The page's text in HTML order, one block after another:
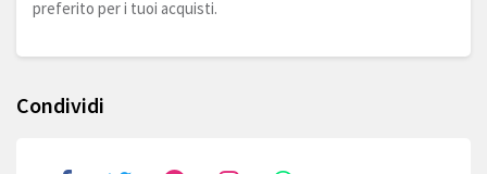
preferito per i tuoi acquisti.
Condividi